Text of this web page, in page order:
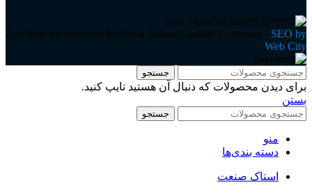
All rights are reserved for Stock Sanaat Caspian Company - SEO by
Web City
جستجو
برای دیدن محصولات که دنبال آن هستید تایپ کنید.
بستن
جستجو
منو
دسته بندی‌ها
استاک صنعت